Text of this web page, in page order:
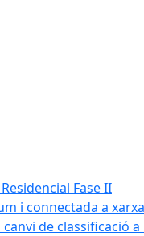
Fase II
i connectada a xarxa
de classificació